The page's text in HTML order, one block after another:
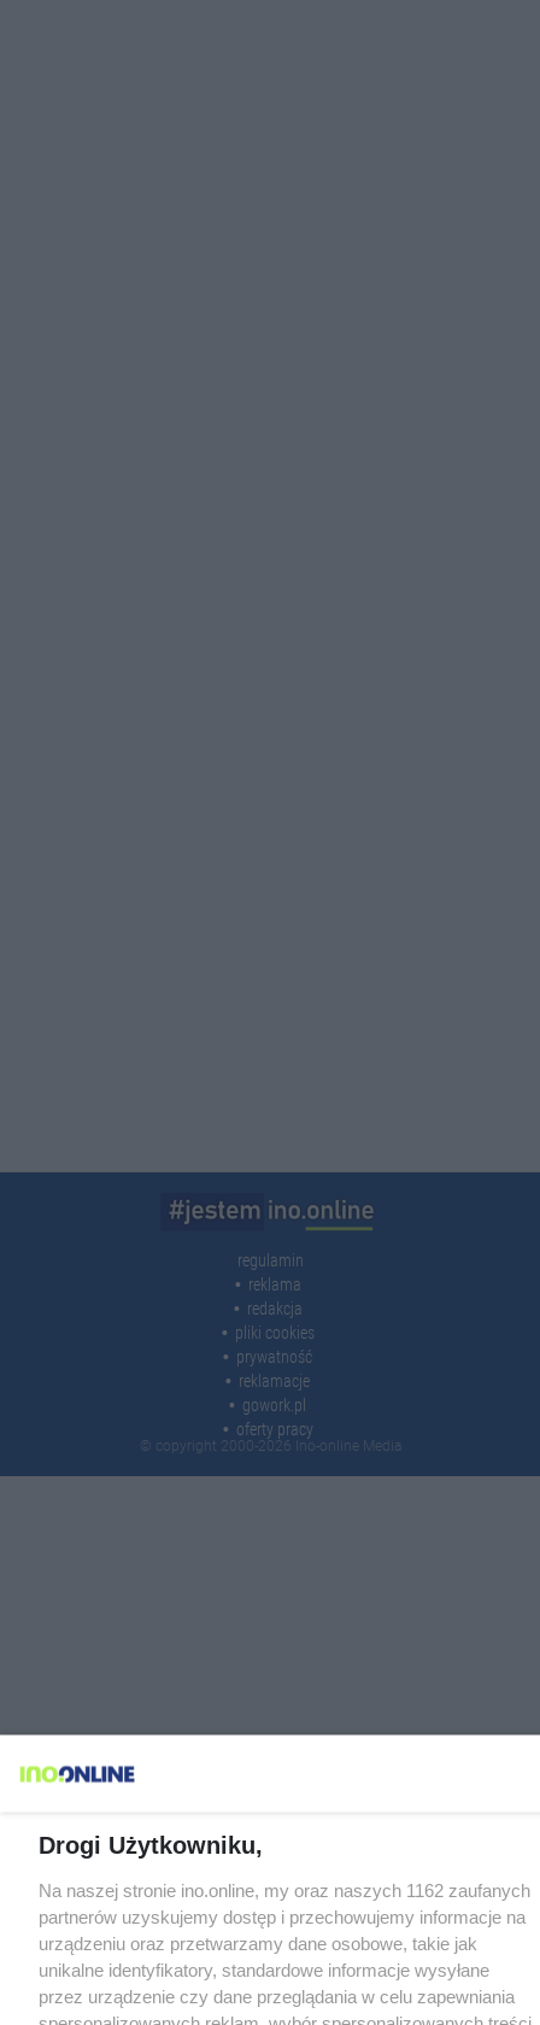
regulamin
reklama
redakcja
pliki cookies
prywatność
reklamacje
gowork.pl
oferty pracy
© copyright 2000-2026 Ino-online Media
Drogi Użytkowniku,
Na naszej stronie ino.online, my oraz naszych 1162 zaufanych
partnerów uzyskujemy dostęp i przechowujemy informacje na
urządzeniu oraz przetwarzamy dane osobowe, takie jak
unikalne identyfikatory, standardowe informacje wysyłane
przez urządzenie czy dane przeglądania w celu zapewniania